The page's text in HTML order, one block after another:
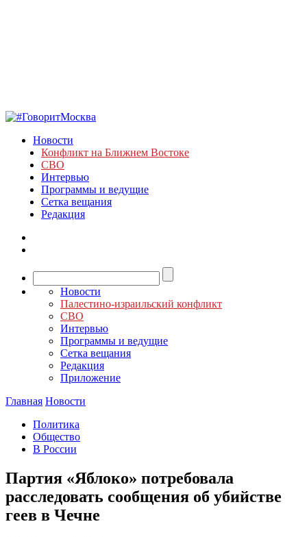
Новости
Конфликт на Ближнем Востоке
СВО
Интервью
Программы и ведущие
Сетка вещания
Редакция
Новости
Палестино-израильский конфликт
СВО
Интервью
Программы и ведущие
Сетка вещания
Редакция
Приложение
Главная Новости
Политика
Общество
В России
Партия «Яблоко» потребовала
расследовать сообщения об убийстве
геев в Чечне